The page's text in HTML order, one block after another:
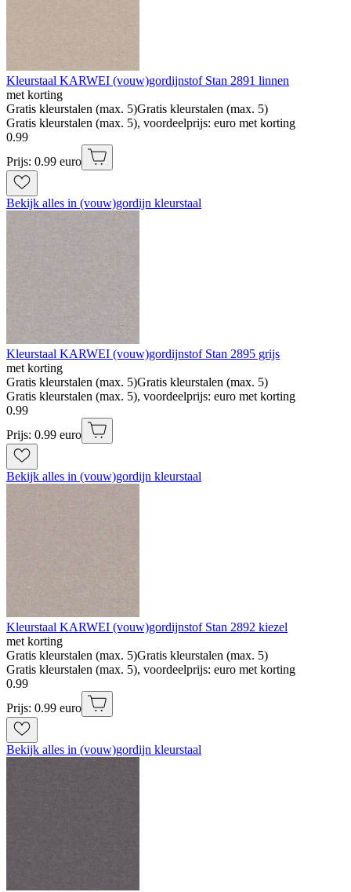
Kleurstaal KARWEI (vouw)gordijnstof Stan 2891 linnen
met korting
Gratis kleurstalen (max. 5)Gratis kleurstalen (max. 5)
Gratis kleurstalen (max. 5), voordeelprijs: euro met korting
0.99
Prijs: 0.99 euro
Bekijk alles in (vouw)gordijn kleurstaal
Kleurstaal KARWEI (vouw)gordijnstof Stan 2895 grijs
met korting
Gratis kleurstalen (max. 5)Gratis kleurstalen (max. 5)
Gratis kleurstalen (max. 5), voordeelprijs: euro met korting
0.99
Prijs: 0.99 euro
Bekijk alles in (vouw)gordijn kleurstaal
Kleurstaal KARWEI (vouw)gordijnstof Stan 2892 kiezel
met korting
Gratis kleurstalen (max. 5)Gratis kleurstalen (max. 5)
Gratis kleurstalen (max. 5), voordeelprijs: euro met korting
0.99
Prijs: 0.99 euro
Bekijk alles in (vouw)gordijn kleurstaal